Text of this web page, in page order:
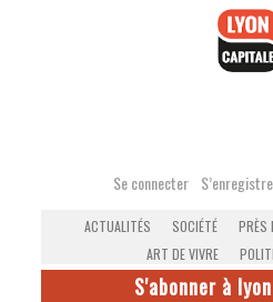
Se connecter
ACTUALITÉS SOCIÉTÉ PRÈS
ART DE VIVRE
S'abonner à